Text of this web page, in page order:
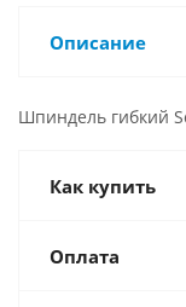
Описание
Шпиндель гибкий
Как купить
Оплата